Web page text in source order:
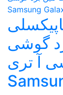
8 مگاپیکسلی
گوشی
آ تری